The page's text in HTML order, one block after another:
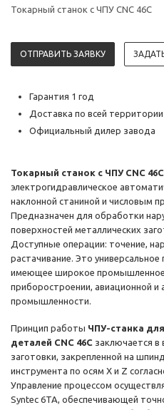
Токарный станок с ЧПУ CNC 46C
ОТПРАВИТЬ ЗАЯВКУ
Гарантия 1 год
Доставка по всей
Официальный дилер завода
Токарный станок с ЧПУ CNC 46C
электрогидравлическое
наклонной станиной и числовым
Предназначен для обработки
поверхностей металлических
Доступные операции: точение,
растачивание. Это
имеющее широкое промышленное
приборостроении, авиационной и
промышленности.
Принцип работы ЧПУ-станка
деталей CNC 46C заключается
заготовки, закрепленной на
инструмента по осям X и Z
Управление процессом
Syntec 6TA, обеспечивающей